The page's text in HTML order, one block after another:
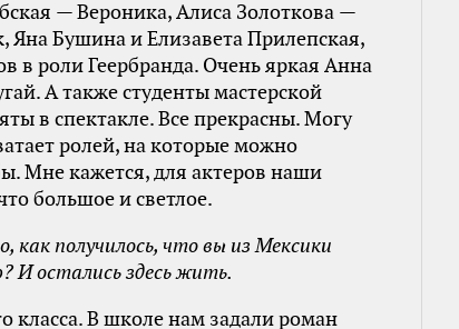
— Вероника, Алиса Золоткова —
Бушина и Елизавета Прилепская,
в роли Геербранда. Очень яркая Анна
А также студенты мастерской
в спектакле. Все прекрасны. Могу
ролей, на которые можно
Мне кажется, для актеров наши
большое и светлое.
как получилось, что вы из Мексики
И остались здесь жить.
класса. В школе нам задали роман